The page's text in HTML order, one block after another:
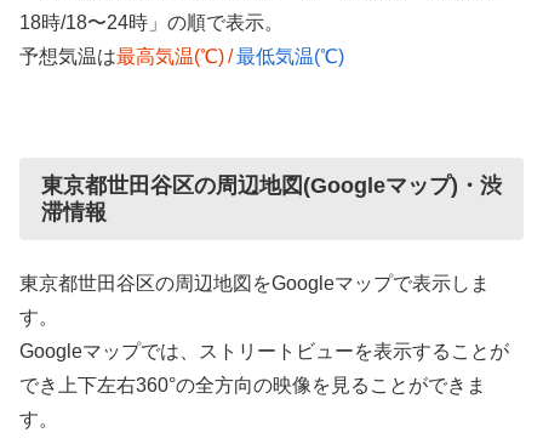
18時/18〜24時」の順で表示。
予想気温は最高気温(℃)/最低気温(℃)
東京都世田谷区の周辺地図(Googleマップ)・渋
滞情報
東京都世田谷区の周辺地図をGoogleマップで表示しま
す。
Googleマップでは、ストリートビューを表示することが
でき上下左右360°の全方向の映像を見ることができま
す。